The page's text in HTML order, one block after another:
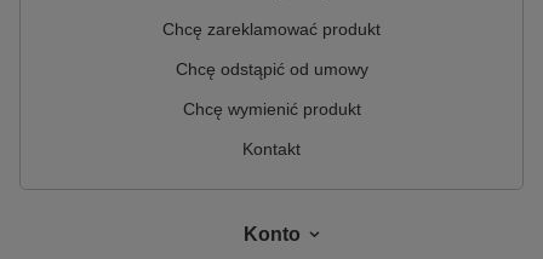
Chcę zareklamować produkt
Chcę odstąpić od umowy
Chcę wymienić produkt
Kontakt
Konto